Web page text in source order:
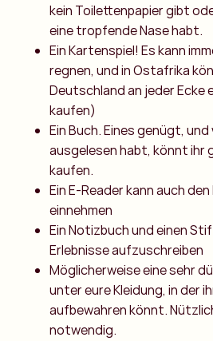
kein Toilettenpapier gibt
eine tropfende Nase habt.
Ein Kartenspiel! Es kann
regnen, und in Ostafrika
Deutschland an jeder Ecke
kaufen)
Ein Buch. Eines genügt, und
ausgelesen habt, könnt ihr
kaufen.
Ein E-Reader kann auch
einnehmen
Ein Notizbuch und einen
Erlebnisse aufzuschreiben
Möglicherweise eine sehr
unter eure Kleidung, in der
aufbewahren könnt.
notwendig.